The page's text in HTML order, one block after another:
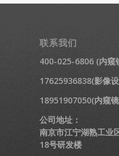
联系我们
400-025-6806 (内窥
17625936838(影像
18951907050(内窥
公司地址：
南京市江宁湖熟工业
18号研发楼